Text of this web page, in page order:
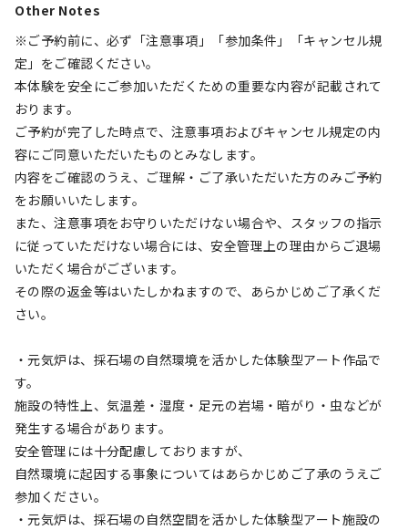
Other Notes
※ご予約前に、必ず「注意事項」「参加条件」「キャンセル規
定」をご確認ください。
本体験を安全にご参加いただくための重要な内容が記載されて
おります。
ご予約が完了した時点で、注意事項およびキャンセル規定の内
容にご同意いただいたものとみなします。
内容をご確認のうえ、ご理解・ご了承いただいた方のみご予約
をお願いいたします。
また、注意事項をお守りいただけない場合や、スタッフの指示
に従っていただけない場合には、安全管理上の理由からご退場
いただく場合がございます。
その際の返金等はいたしかねますので、あらかじめご了承くだ
さい。
・元気炉は、採石場の自然環境を活かした体験型アート作品で
す。
施設の特性上、気温差・湿度・足元の岩場・暗がり・虫などが
発生する場合があります。
安全管理には十分配慮しておりますが、
自然環境に起因する事象についてはあらかじめご了承のうえご
参加ください。
・元気炉は、採石場の自然空間を活かした体験型アート施設の